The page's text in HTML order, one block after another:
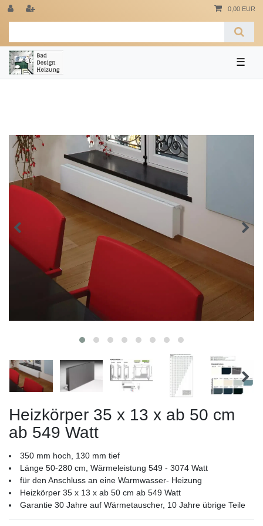
0,00 EUR
☰
Heizkörper 35 x 13 x ab 50 cm
ab 549 Watt
350 mm hoch, 130 mm tief
Länge 50-280 cm, Wärmeleistung 549 - 3074 Watt
für den Anschluss an eine Warmwasser- Heizung
Heizkörper 35 x 13 x ab 50 cm ab 549 Watt
Garantie 30 Jahre auf Wärmetauscher, 10 Jahre übrige Teile